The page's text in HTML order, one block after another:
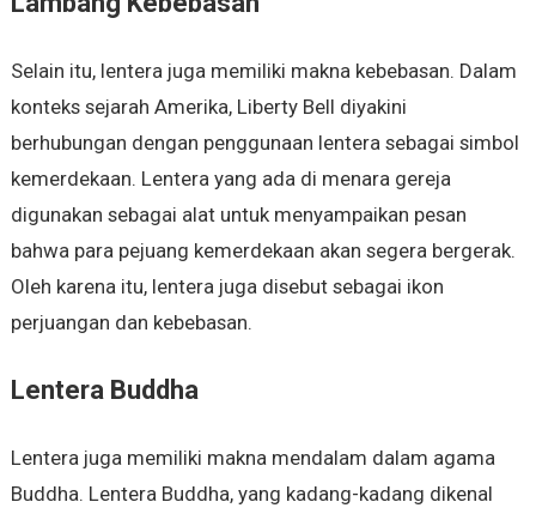
Selain itu, lentera juga memiliki makna kebebasan. Dalam
konteks sejarah Amerika, Liberty Bell diyakini
berhubungan dengan penggunaan lentera sebagai simbol
kemerdekaan. Lentera yang ada di menara gereja
digunakan sebagai alat untuk menyampaikan pesan
bahwa para pejuang kemerdekaan akan segera bergerak.
Oleh karena itu, lentera juga disebut sebagai ikon
perjuangan dan kebebasan.
Lentera Buddha
Lentera juga memiliki makna mendalam dalam agama
Buddha. Lentera Buddha, yang kadang-kadang dikenal